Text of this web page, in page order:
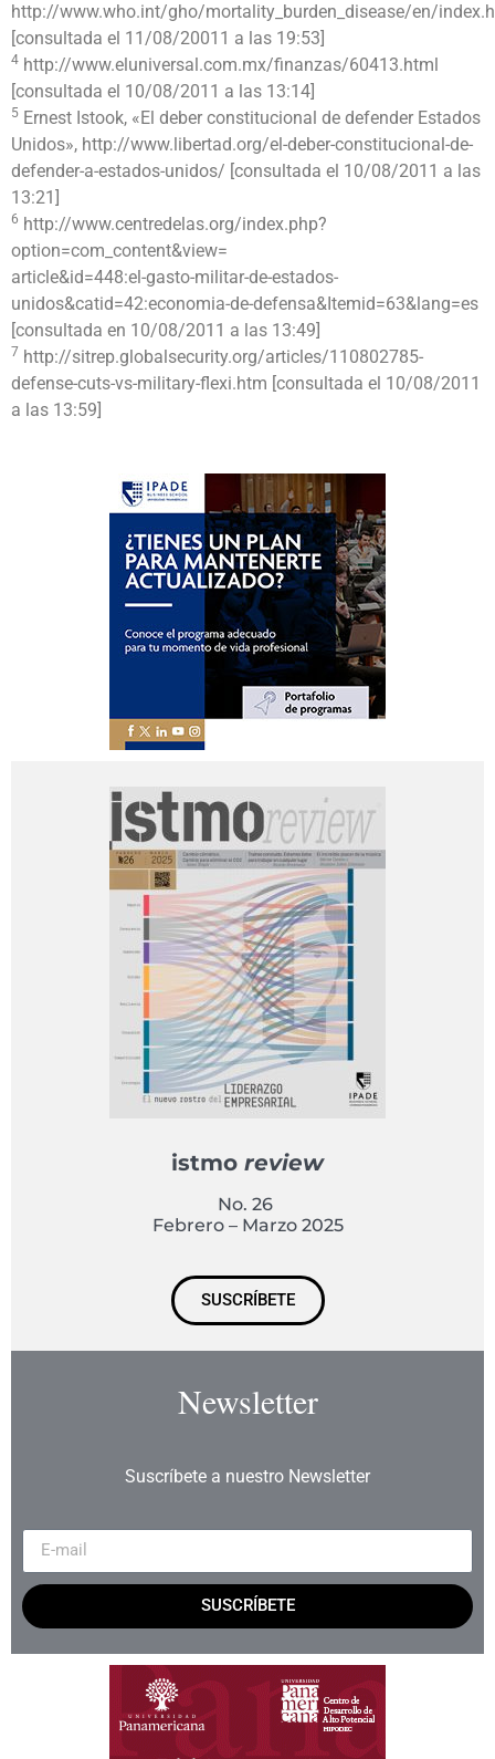
http://www.who.int/gho/mortality_burden_disease/en/
[consultada el 11/08/20011 a las 19:53]
4 http://www.eluniversal.com.mx/finanzas/60413.html
[consultada el 10/08/2011 a las 13:14]
5 Ernest Istook, «El deber constitucional de defender Estados
Unidos», http://www.libertad.org/el-deber-constitucional-de-
defender-a-estados-unidos/ [consultada el 10/08/2011 a las
13:21]
6 http://www.centredelas.org/index.php?
option=com_content&view=
article&id=448:el-gasto-militar-de-estados-
unidos&catid=42:economia-de-defensa&Itemid=63&lang=es
[consultada en 10/08/2011 a las 13:49]
7 http://sitrep.globalsecurity.org/articles/110802785-
defense-cuts-vs-military-flexi.htm [consultada el 10/08/2011
a las 13:59]
istmo review
No. 26
Febrero – Marzo 2025
SUSCRÍBETE
Newsletter
Suscríbete a nuestro Newsletter
SUSCRÍBETE